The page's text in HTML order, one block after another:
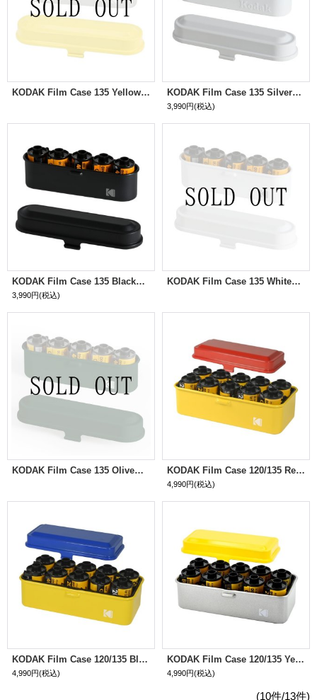
KODAK Film Case 135 Yellow（イエロー） KODAK Film Case 135 Silver（シルバー）
3,990円(税込)
KODAK Film Case 135 Black（ブラック）
3,990円(税込)
KODAK Film Case 135 White（ホワイト）
KODAK Film Case 135 Olive（オリーブ） KODAK Film Case 120/135 Red（レッド）
4,990円(税込)
KODAK Film Case 120/135 Blue（ブルー）
4,990円(税込)
KODAK Film Case 120/135 Yellow（イエロー）
4,990円(税込)
(10件/13件)